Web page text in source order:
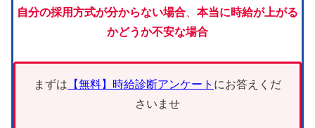
自分の採用方式が分からない場合
本当に時給が上がる
かどうか不安な場合
まずは 【無料】時給診断アンケート にお答えくだ
さいませ